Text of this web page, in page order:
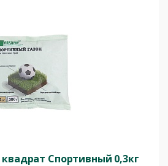
Спортивный 0,3кг